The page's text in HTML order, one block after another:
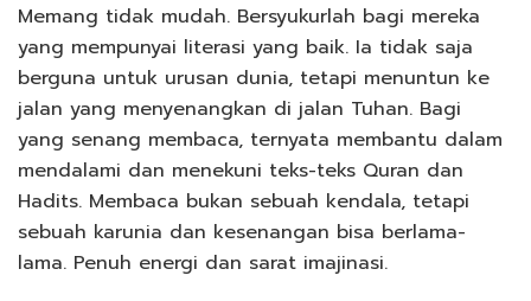
Memang tidak mudah. Bersyukurlah bagi mereka
yang mempunyai literasi yang baik. Ia tidak saja
berguna untuk urusan dunia, tetapi menuntun ke
jalan yang menyenangkan di jalan Tuhan. Bagi
yang senang membaca, ternyata membantu dalam
mendalami dan menekuni teks-teks Quran dan
Hadits. Membaca bukan sebuah kendala, tetapi
sebuah karunia dan kesenangan bisa berlama-
lama. Penuh energi dan sarat imajinasi.